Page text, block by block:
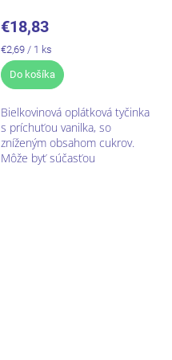
€18,83
Jednotková
cena:
€2,69 / 1 ks
Do košíka
Bielkovinová oplátková tyčinka
s príchuťou vanilka, so
zníženým obsahom cukrov.
Môže byť súčasťou